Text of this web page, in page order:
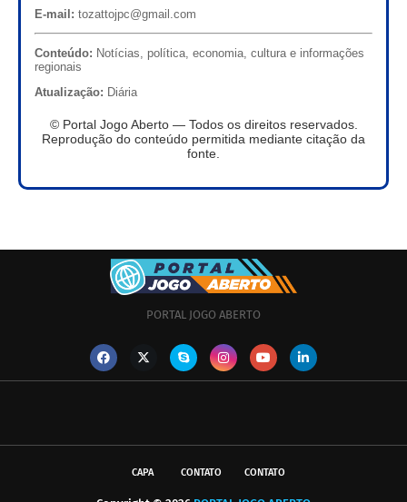
E-mail: tozattojpc@gmail.com
Conteúdo: Notícias, política, economia, cultura e informações
regionais
Atualização: Diária
© Portal Jogo Aberto — Todos os direitos reservados.
Reprodução do conteúdo permitida mediante citação da
fonte.
PORTAL JOGO ABERTO
CAPA CONTATO CONTATO